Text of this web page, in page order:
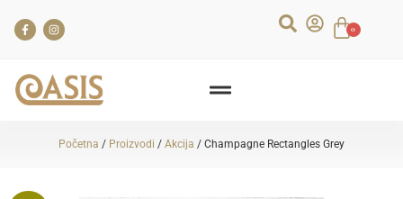
0
Početna / Proizvodi / Akcija / Champagne Rectangles Grey